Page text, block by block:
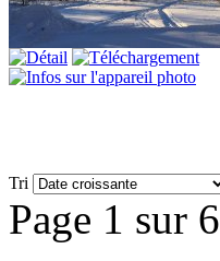
Tri
Page 1 sur 6